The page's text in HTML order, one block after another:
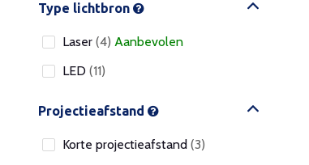
Type lichtbron
Laser (4) Aanbevolen
LED (11)
Projectieafstand
Korte projectieafstand (3)